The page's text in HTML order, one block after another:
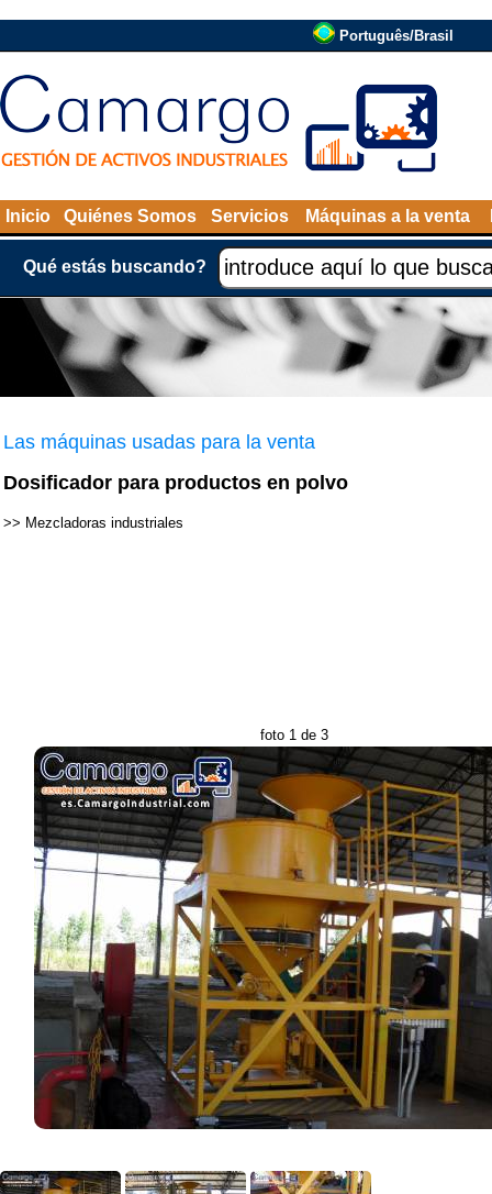
Português/Brasil
Inicio Quiénes Somos Servicios Máquinas a la venta
Qué estás buscando?
Las máquinas usadas para la venta
Dosificador para productos en polvo
>> Mezcladoras industriales
foto 1 de 3